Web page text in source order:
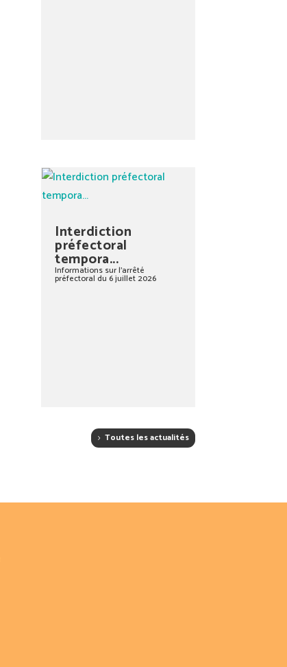
Interdiction
préfectoral
tempora...
Informations sur l’arrêté
préfectoral du 6 juillet 2026
Toutes les actualités